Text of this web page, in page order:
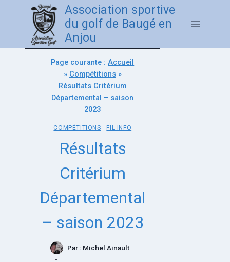
Association sportive
du golf de Baugé en
Anjou
Page courante :Accueil
» Compétitions»
Résultats Critérium
Départemental – saison
2023
COMPÉTITIONS -FIL INFO
Résultats
Critérium
Départemental
– saison 2023
Par : Michel Ainault